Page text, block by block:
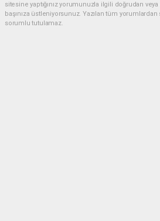
sitesine yaptığınız yorumunuzla ilgili doğrudan
başınıza üstleniyorsunuz. Yazılan tüm
sorumlu tutulamaz.